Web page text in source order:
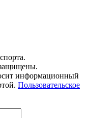
информационный
Пользовательское